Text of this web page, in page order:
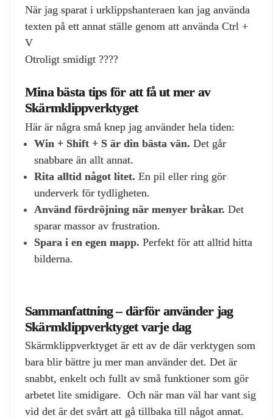
När jag sparat i urklippshanteraen kan jag använda
texten på ett annat ställe genom att använda Ctrl +
V
Otroligt smidigt ????
Mina bästa tips för att få ut mer av
Skärmklippverktyget
Här är några små knep jag använder hela tiden:
Win + Shift + S är din bästa vän. Det går
snabbare än allt annat.
Rita alltid något litet. En pil eller ring gör
underverk för tydligheten.
Använd fördröjning när menyer bråkar. Det
sparar massor av frustration.
Spara i en egen mapp. Perfekt för att alltid hitta
bilderna.
Sammanfattning – därför använder jag
Skärmklippverktyget varje dag
Skärmklippverktyget är ett av de där verktygen som
bara blir bättre ju mer man använder det. Det är
snabbt, enkelt och fullt av små funktioner som gör
arbetet lite smidigare. Och när man väl har vant sig
vid det är det svårt att gå tillbaka till något annat.